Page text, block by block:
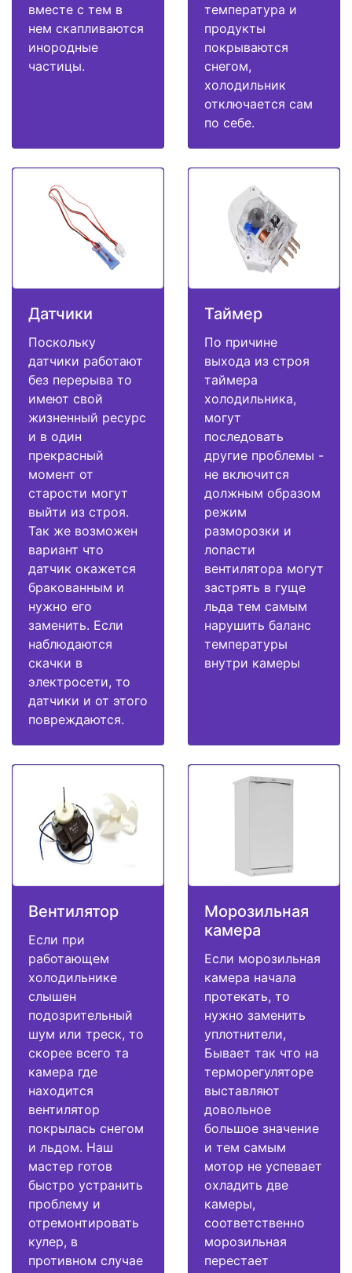
вместе с тем в
нем скапливаются
инородные
частицы.
температура и
продукты
покрываются
снегом,
холодильник
отключается сам
по себе.
Датчики
Поскольку
датчики работают
без перерыва то
имеют свой
жизненный ресурс
и в один
прекрасный
момент от
старости могут
выйти из строя.
Так же возможен
вариант что
датчик окажется
бракованным и
нужно его
заменить. Если
наблюдаются
скачки в
электросети, то
датчики и от этого
повреждаются.
Таймер
По причине
выхода из строя
таймера
холодильника,
могут
последовать
другие проблемы -
не включится
должным образом
режим
разморозки и
лопасти
вентилятора могут
застрять в гуще
льда тем самым
нарушить баланс
температуры
внутри камеры
Вентилятор
Если при
работающем
холодильнике
слышен
подозрительный
шум или треск, то
скорее всего та
камера где
находится
вентилятор
покрылась снегом
и льдом. Наш
мастер готов
быстро устранить
проблему и
отремонтировать
кулер, в
противном случае
Морозильная
камера
Если морозильная
камера начала
протекать, то
нужно заменить
уплотнители,
Бывает так что на
терморегуляторе
выставляют
довольное
большое значение
и тем самым
мотор не успевает
охладить две
камеры,
соответственно
морозильная
перестает